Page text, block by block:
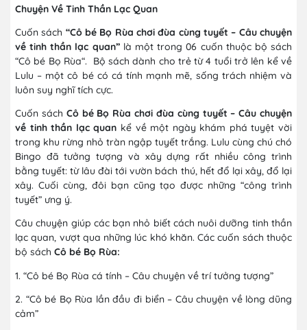
Chuyện Về Tinh Thần Lạc Quan
Cuốn sách “Cô bé Bọ Rùa chơi đùa cùng tuyết – Câu chuyện
về tinh thần lạc quan” là một trong 06 cuốn thuộc bộ sách
“Cô bé Bọ Rùa“. Bộ sách dành cho trẻ từ 4 tuổi trở lên kể về
Lulu – một cô bé có cá tính mạnh mẽ, sống trách nhiệm và
luôn suy nghĩ tích cực.
Cuốn sách Cô bé Bọ Rùa chơi đùa cùng tuyết – Câu chuyện
về tinh thần lạc quan kể về một ngày khám phá tuyệt vời
trong khu rừng nhỏ tràn ngập tuyết trắng. Lulu cùng chú chó
Bingo đã tưởng tượng và xây dựng rất nhiều công trình
bằng tuyết: từ lâu đài tới vườn bách thú, hết đổ lại xây, đổ lại
xây. Cuối cùng, đôi bạn cũng tạo được những “công trình
tuyết” ưng ý.
Câu chuyện giúp các bạn nhỏ biết cách nuôi dưỡng tinh thần
lạc quan, vượt qua những lúc khó khăn. Các cuốn sách thuộc
bộ sách Cô bé Bọ Rùa:
1. “Cô bé Bọ Rùa cá tính – Câu chuyện về trí tưởng tượng”
2. “Cô bé Bọ Rùa lần đầu đi biển – Câu chuyện về lòng dũng
cảm”